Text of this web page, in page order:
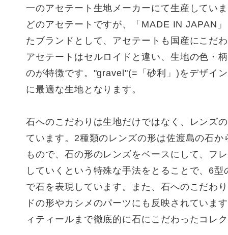
一のアセテート生地メーカーにて生産してい
どのアセテートですが、「MADE IN JAPAN
たブランドとして、アセテートも国産にこだ
アセテートはセルロイドと違い、生地の色・
のが特徴です。"gravel"(=「砂利」)をデザイ
に最適な生地となります。
石へのこだわりは生地だけではなく、レンズ
ています。2種類のレンズの形は佐渡島の石か
もので、石の形のレンズをベースにして、フ
していくという特殊な手法をとることで、6型
で石を表現しています。また、石へのこだわ
ドの形やカシメのパーツにも反映されていま
ィティールまで徹底的に石にこだわったコレ